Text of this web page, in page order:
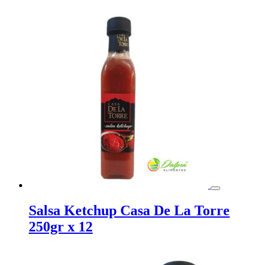
Salsa Ketchup Casa De La Torre
250gr x 12